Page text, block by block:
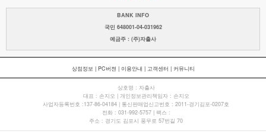
BANK INFO
국민 648001-04-031962
예금주 : (주)자출사
상점정보 | PC버젼 | 이용안내 | 고객센터 | 커뮤니티
상호명 : 자출사
대표 : 손지오 | 개인정보관리책임자 : 손지오
사업자등록번호 :137-86-04184 | 통신판매업신고번호 : 2011-경기김포-0207호
전화 : 031-992-5757 | 팩스 :
주소 : 경기도 김포시 풍무로 57번길 70